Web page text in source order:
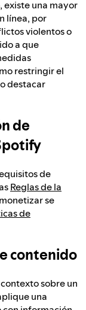
existe una mayor
línea, por
violentos o
a que
restringir el
destacar
de
de
Reglas de la
se
de
contenido
sobre un
una